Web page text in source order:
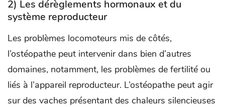
2) Les dérèglements hormonaux et du
système reproducteur
Les problèmes locomoteurs mis de côtés,
l’ostéopathe peut intervenir dans bien d’autres
domaines, notamment, les problèmes de fertilité ou
liés à l’appareil reproducteur. L’ostéopathe peut agir
sur des vaches présentant des chaleurs silencieuses